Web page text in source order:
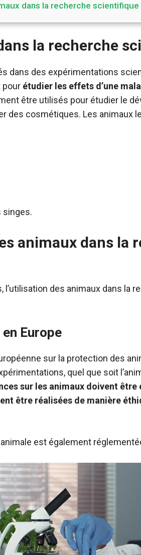
dans la recherche scientifique
la recherche
dans des expérimentations
pour étudier les effets d’une
être utilisés pour étudier le
des cosmétiques. Les animaux
singes.
animaux dans
l’utilisation des animaux dans
Europe
sur la protection des
quel que soit
sur les animaux doivent
être réalisées de manière
est également